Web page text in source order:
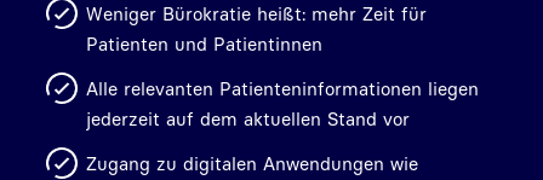
Weniger Bürokratie heißt: mehr Zeit für
Patienten und Patientinnen
Alle relevanten Patienteninformationen liegen
jederzeit auf dem aktuellen Stand vor
Zugang zu digitalen Anwendungen wie